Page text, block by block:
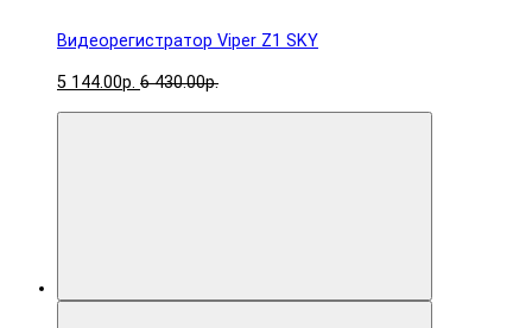
Видеорегистратор Viper Z1 SKY
5 144.00р. 6 430.00р.